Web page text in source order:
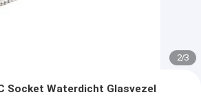
2/3
Socket Waterdicht Glasvezel